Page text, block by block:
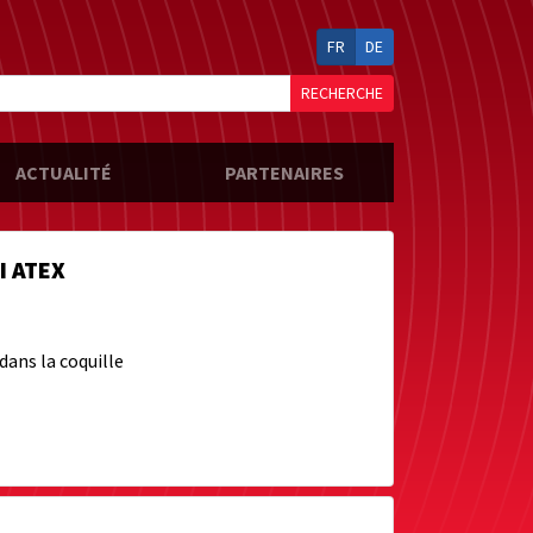
FR DE
RECHERCHE
ACTUALITÉ PARTENAIRES
ATEX
la coquille